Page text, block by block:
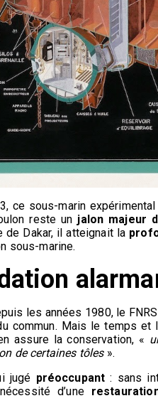
ce sous-marin
reste un jalon majeur
de Dakar, il atteignait la
sous-marine.
les années 1980, le
commun. Mais le temps
assure la conservation, «
de certaines tôles».
jugé préoccupant : sans
d’une